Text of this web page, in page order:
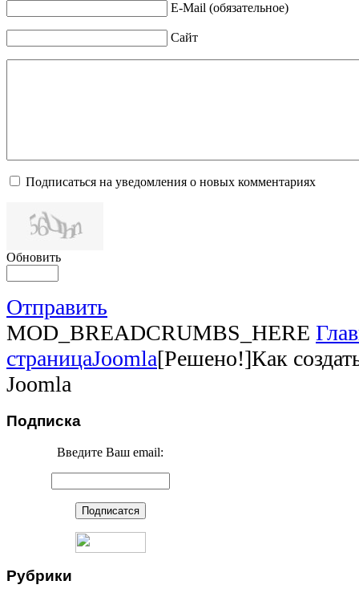
E-Mail (обязательное)
Сайт
Подписаться на уведомления о новых комментариях
Обновить
Отправить
MOD_BREADCRUMBS_HERE
страницаJoomla[Решено!]Как
Joomla
Подписка
Введите Ваш email:
Рубрики